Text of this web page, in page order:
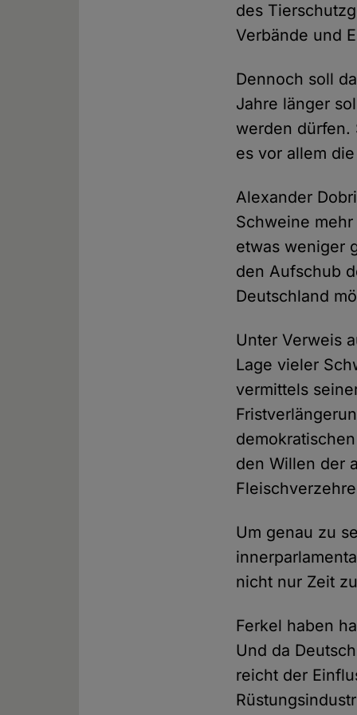
des
Verbände und
Dennoch soll
Jahre länger
werden dürfen.
es vor allem
Alexander
Schweine
etwas weniger
den Aufschub
Deutschland
Unter Verweis
Lage vieler
vermittels
den Willen der
Um genau zu
nicht nur Zeit
Ferkel haben
Und da
reicht der